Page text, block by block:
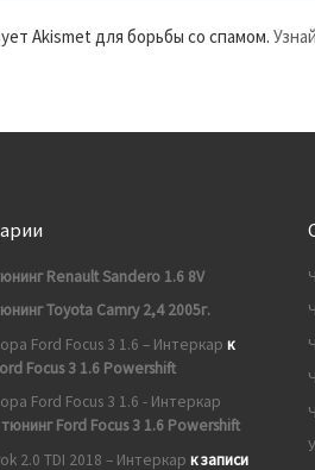
Akismet для борьбы со спамом.
Renault Sandero 1.6 8V
Toyota Camry 2,4 2005г.
Ford Focus 3 1.6 – Интеркар к
Focus 3 1.6 Powershift
Ford Focus 3 1.6 - Интеркар
Ford Focus 3 1.6 Powershift
2.0 TDI 2018 – Интеркар к записи